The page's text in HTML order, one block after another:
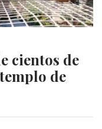
cientos de
de